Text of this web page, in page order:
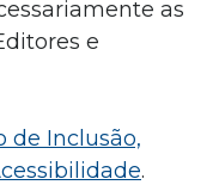
as
e
de Inclusão,
.